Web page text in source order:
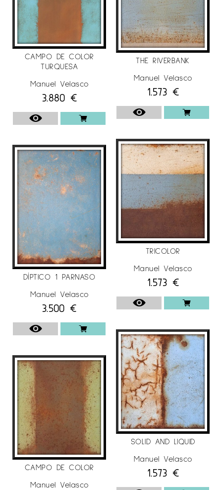
CAMPO DE COLOR
TURQUESA
Manuel Velasco
3.880 €
DÍPTICO 1 PARNASO
Manuel Velasco
3.500 €
CAMPO DE COLOR
Manuel Velasco
THE RIVERBANK
Manuel Velasco
1.573 €
TRICOLOR
Manuel Velasco
1.573 €
SOLID AND LIQUID
Manuel Velasco
1.573 €